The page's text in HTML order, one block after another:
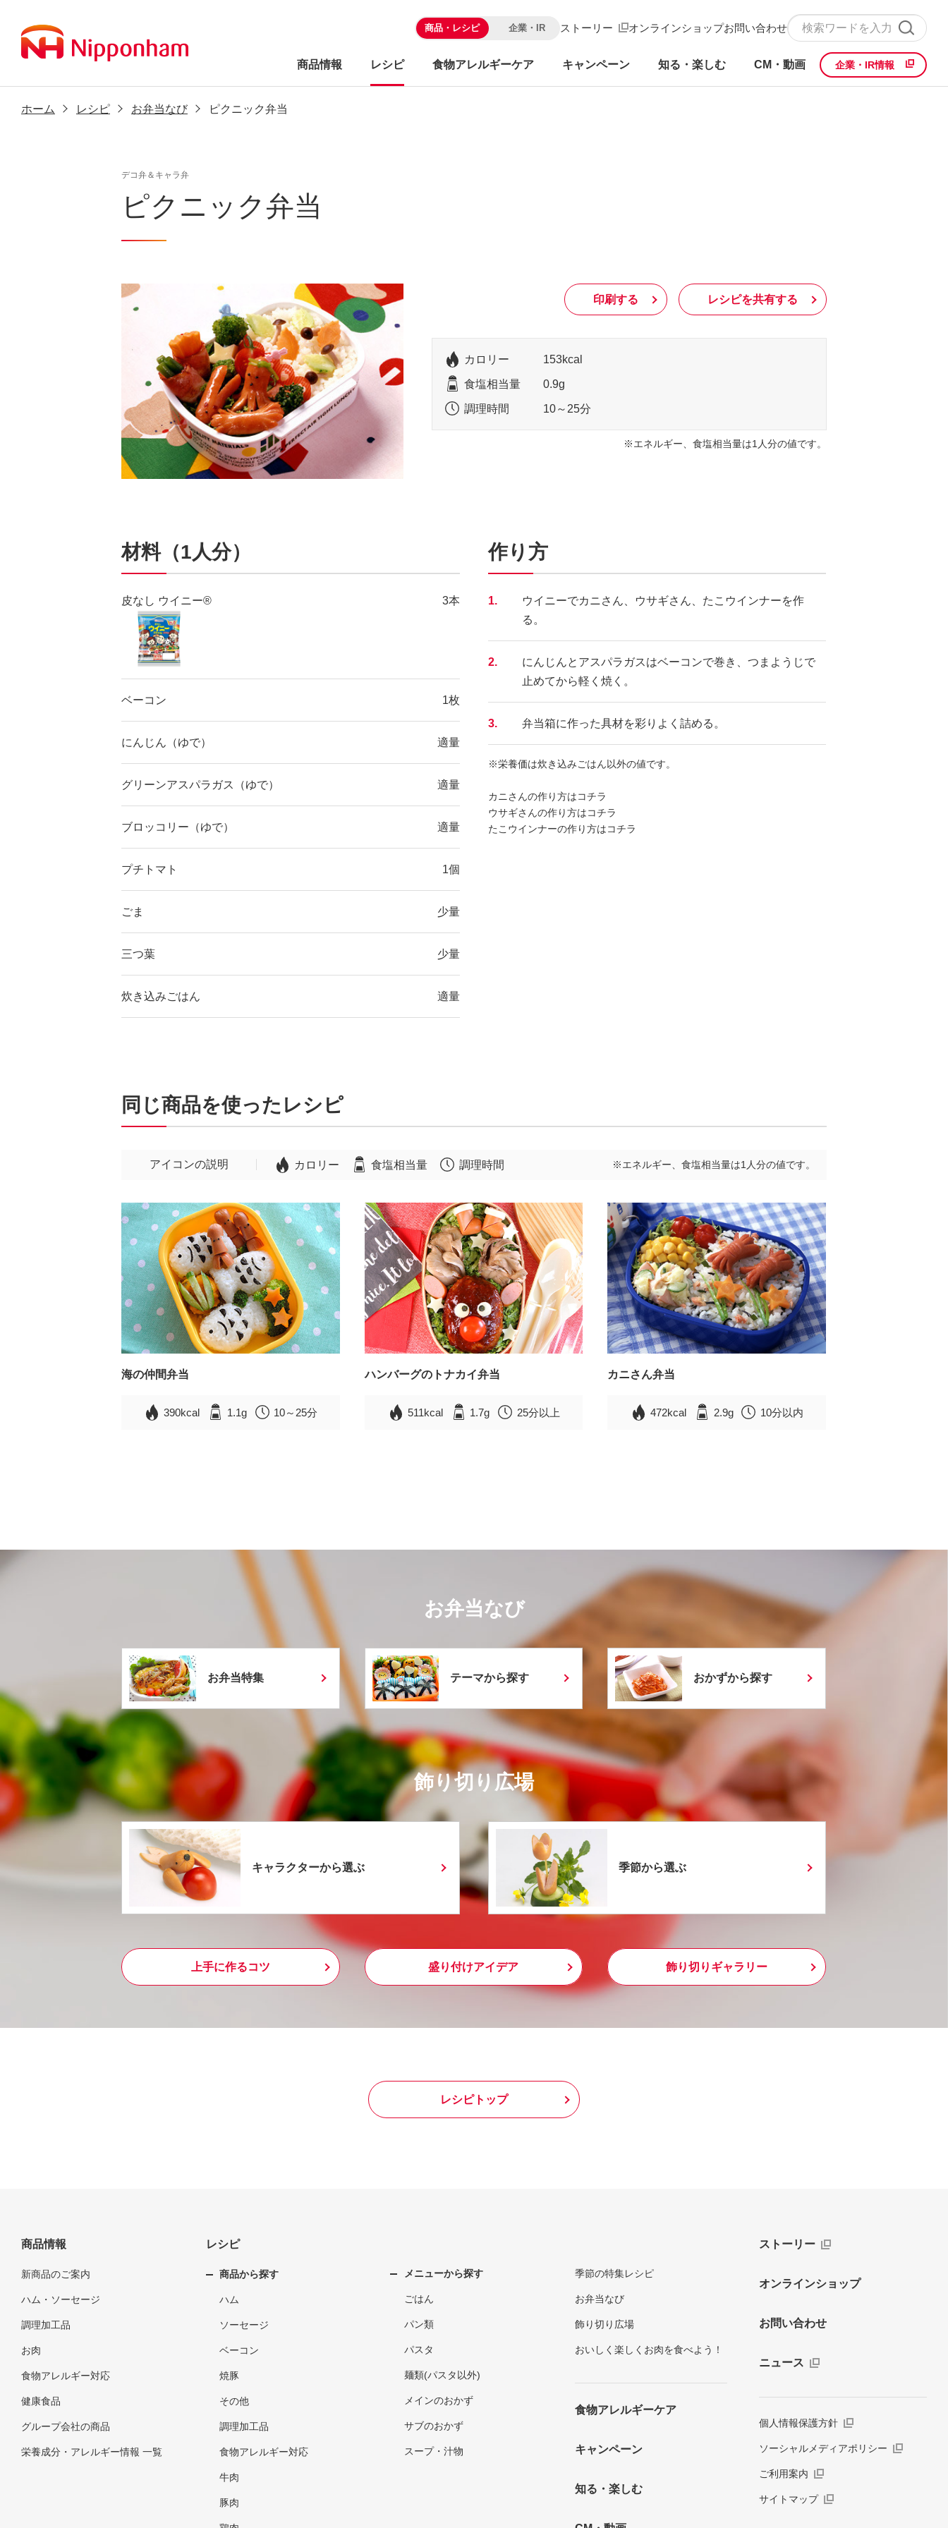
商品・レシピ 企業・IR ストーリー オンラインショップお問い合わせ
商品情報 レシピ 食物アレルギーケア キャンペーン 知る・楽しむ CM・動画 企業・IR情報
ホーム レシピ お弁当なび ピクニック弁当
デコ弁＆キャラ弁
ピクニック弁当
印刷する レシピを共有する
カロリー 153kcal
食塩相当量 0.9g
調理時間 10～25分
エネルギー、食塩相当量は1人分の値です。
材料（1人分）
皮なし ウイニー® 3本
ベーコン 1枚
にんじん（ゆで） 適量
グリーンアスパラガス（ゆで） 適量
ブロッコリー（ゆで） 適量
プチトマト 1個
ごま 少量
三つ葉 少量
炊き込みごはん 適量
作り方
1.
ウイニーでカニさん、ウサギさん、たこウインナーを作
る。
2.
にんじんとアスパラガスはベーコンで巻き、つまようじで
止めてから軽く焼く。
3. 弁当箱に作った具材を彩りよく詰める。
※栄養価は炊き込みごはん以外の値です。
カニさんの作り方はコチラ
ウサギさんの作り方はコチラ
たこウインナーの作り方はコチラ
同じ商品を使ったレシピ
アイコンの説明 カロリー 食塩相当量 調理時間 ※エネルギー、食塩相当量は1人分の値です。
海の仲間弁当
390kcal 1.1g 10～25分
ハンバーグのトナカイ弁当
511kcal 1.7g 25分以上
カニさん弁当
472kcal 2.9g 10分以内
お弁当なび
お弁当特集 テーマから探す おかずから探す
飾り切り広場
キャラクターから選ぶ 季節から選ぶ
上手に作るコツ 盛り付けアイデア 飾り切りギャラリー
レシピトップ
商品情報
新商品のご案内
ハム・ソーセージ
調理加工品
お肉
食物アレルギー対応
健康食品
グループ会社の商品
栄養成分・アレルギー情報 一覧
レシピ
商品から探す
ハム
ソーセージ
ベーコン
焼豚
その他
調理加工品
食物アレルギー対応
牛肉
豚肉
メニューから探す
ごはん
パン類
パスタ
麺類(パスタ以外)
メインのおかず
サブのおかず
スープ・汁物
季節の特集レシピ
お弁当なび
飾り切り広場
おいしく楽しくお肉を食べよう！
食物アレルギーケア
キャンペーン
知る・楽しむ
ストーリー
オンラインショップ
お問い合わせ
ニュース
個人情報保護方針
ソーシャルメディアポリシー
ご利用案内
サイトマップ